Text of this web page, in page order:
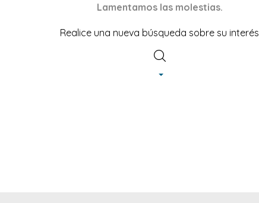
Lamentamos las molestias.
Realice una nueva búsqueda sobre su interés